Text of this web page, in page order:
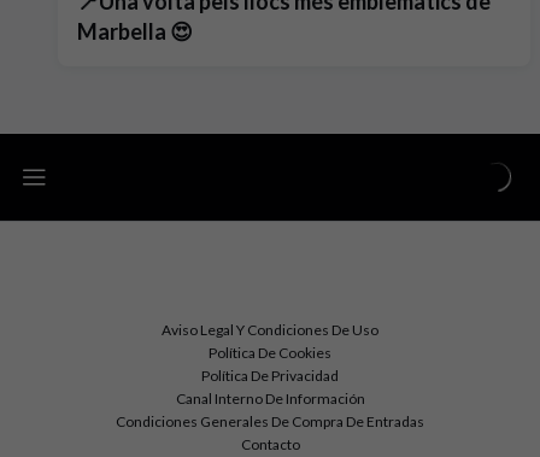
Marbella 😍
Aviso Legal Y Condiciones De Uso
Política De Cookies
Política De Privacidad
Canal Interno De Información
Condiciones Generales De Compra De Entradas
Contacto